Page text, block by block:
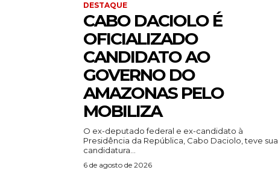
DESTAQUE
CABO DACIOLO É
OFICIALIZADO
CANDIDATO AO
GOVERNO DO
AMAZONAS PELO
MOBILIZA
O ex-deputado federal e ex-candidato à
Presidência da República, Cabo Daciolo, teve sua
candidatura...
6 de agosto de 2026